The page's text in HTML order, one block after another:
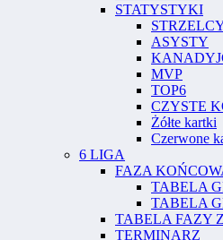
STATYSTYKI
ASYSTY
MVP
TOP6
CZYSTE
Żółte kartki
Czerwone
6 LIGA
FAZA
TABELA
TABELA
TABELA FAZY
TERMINARZ